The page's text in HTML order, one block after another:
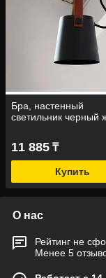
Бра, настенный
светильник черный
11 885 ₸
Купить
О нас
Рейтинг не
Менее 5